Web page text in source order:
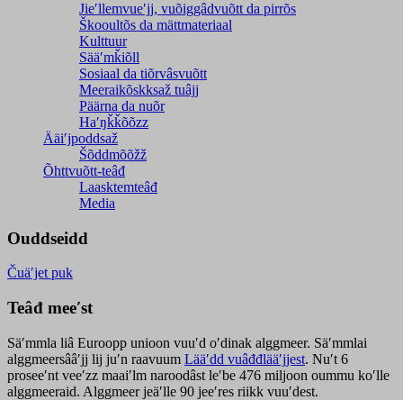
Jieʹllemvueʹjj, vuõiggâdvuõtt da pirrõs
Škooultõs da mättmateriaal
Kulttuur
Sääʹmǩiõll
Sosiaal da tiõrvâsvuõtt
Meeraikõskksaž tuâjj
Päärna da nuõr
Haʹŋǩǩõõzz
Ääiʹjpoddsaž
Šõddmõõžž
Õhttvuõtt-teâđ
Laasktemteâđ
Media
Ouddseidd
Čuäʹjet puk
Teâđ meeʹst
Säʹmmla liâ Euroopp unioon vuuʹd oʹdinak alggmeer. Säʹmmlai
alggmeersââʹjj lij juʹn raavuum Lääʹdd vuâđđlääʹjjest. Nuʹt 6
proseeʹnt veeʹzz maaiʹlm naroodâst leʹbe 476 miljoon oummu koʹlle
alggmeeraid. Alggmeer jeäʹlle 90 jeeʹres riikk vuuʹdest.